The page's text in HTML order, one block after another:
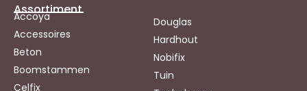
Assortiment
Accoya
Accessoires
Beton
Boomstammen
Celfix
Douglas
Hardhout
Nobifix
Tuin